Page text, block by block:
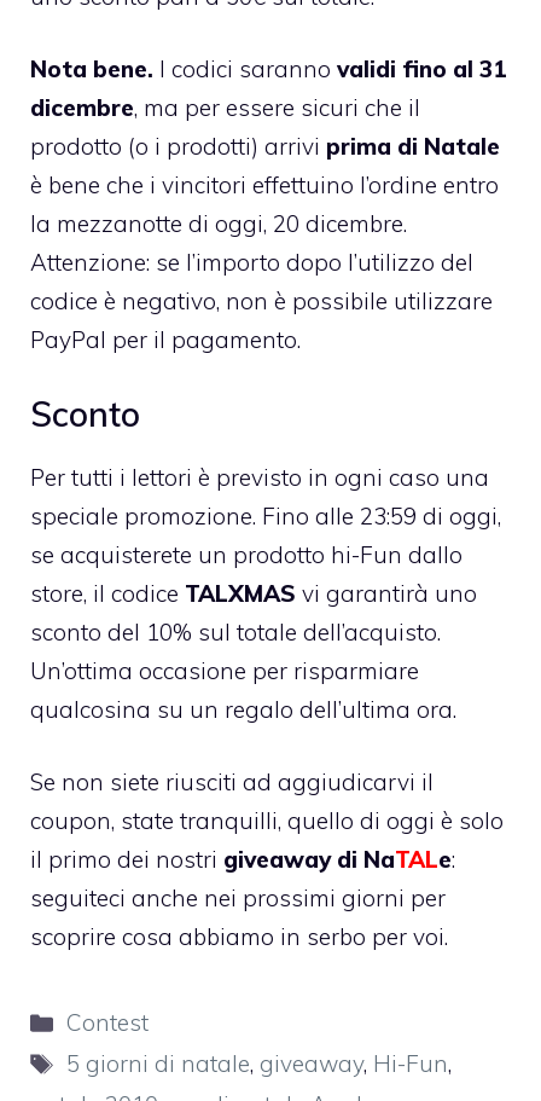
Nota bene. I codici saranno validi fino al 31
dicembre, ma per essere sicuri che il
prodotto (o i prodotti) arrivi prima di Natale
è bene che i vincitori effettuino l’ordine entro
la mezzanotte di oggi, 20 dicembre.
Attenzione: se l’importo dopo l’utilizzo del
codice è negativo, non è possibile utilizzare
PayPal per il pagamento.
Sconto
Per tutti i lettori è previsto in ogni caso una
speciale promozione. Fino alle 23:59 di oggi,
se acquisterete un prodotto hi-Fun dallo
store, il codice TALXMAS vi garantirà uno
sconto del 10% sul totale dell’acquisto.
Un’ottima occasione per risparmiare
qualcosina su un regalo dell’ultima ora.
Se non siete riusciti ad aggiudicarvi il
coupon, state tranquilli, quello di oggi è solo
il primo dei nostri giveaway di NaTALe:
seguiteci anche nei prossimi giorni per
scoprire cosa abbiamo in serbo per voi.
Categorie
Contest
Tag
5 giorni di natale, giveaway, Hi-Fun,